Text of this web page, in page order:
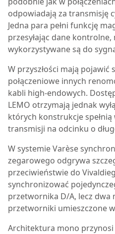
odpowiadają za transmisję
Jedna para pełni funkcję
przesyłając dane
wykorzystywane są do
W przyszłości mają
połączeniowe innych
kabli high-endowych.
LEMO otrzymają jednak
których konstrukcje
transmisji na odcinku o
W systemie Varèse
zegarowego odgrywa
przeciwieństwie do
synchronizować
przetwornika D/A, lecz dwa
przetworniki umieszczone
Architektura mono